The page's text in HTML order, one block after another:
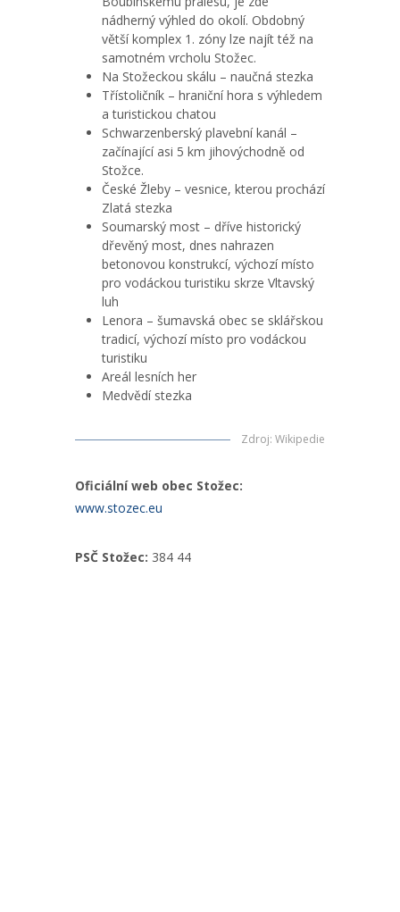
nádherný výhled do okolí. Obdobný
větší komplex 1. zóny lze najít též na
samotném vrcholu Stožec.
Na Stožeckou skálu – naučná stezka
Třístoličník – hraniční hora s výhledem
a turistickou chatou
Schwarzenberský plavební kanál –
začínající asi 5 km jihovýchodně od
Stožce.
České Žleby – vesnice, kterou prochází
Zlatá stezka
Soumarský most – dříve historický
dřevěný most, dnes nahrazen
betonovou konstrukcí, výchozí místo
pro vodáckou turistiku skrze Vltavský
luh
Lenora – šumavská obec se sklářskou
tradicí, výchozí místo pro vodáckou
turistiku
Areál lesních her
Medvědí stezka
Zdroj: Wikipedie
Oficiální web obec Stožec:
www.stozec.eu
PSČ Stožec: 384 44